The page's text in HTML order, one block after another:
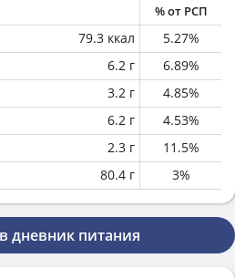
% от РСП
79.3 ккал 5.27%
6.2 г 6.89%
3.2 г 4.85%
6.2 г 4.53%
2.3 г 11.5%
80.4 г 3%
дневник питания